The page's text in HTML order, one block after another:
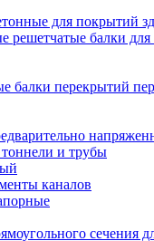
для покрытий
решетчатые балки
балки перекрытий
и трубы
каналов
сечения